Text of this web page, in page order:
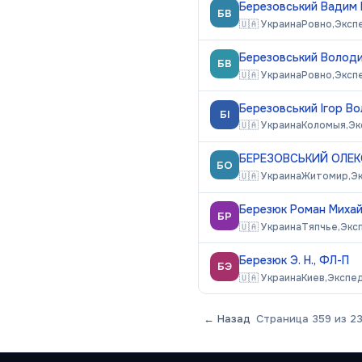
БВ Березовський
🇺🇦УкраинаРовно,
БВ Березовський
🇺🇦УкраинаРовно,
БІ Березовський Ігор
🇺🇦УкраинаКоломыя,
БО БЕРЕЗОВСЬКИЙ
🇺🇦УкраинаЖитомир,
БР Березюк Роман
🇺🇦УкраинаТяпчье,
БЭ Березюк Э. Н., ФЛ-П
🇺🇦УкраинаКиев,
← Назад Страница 359 из